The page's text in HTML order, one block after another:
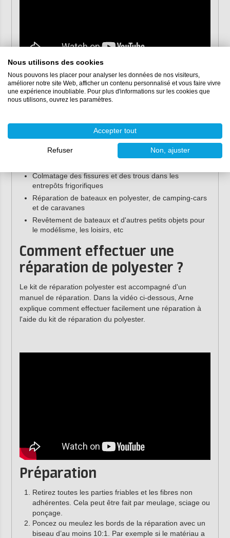
Applications
Le kit de réparation polyester peut être utilisé pour les
applications suivantes :
Réparation des fissures et des dommages sur les
spoilers, les pare-chocs et les jupes des voitures de
sport
Colmatage des fuites dans les étangs, les jacuzzis, les
Colmatage des fissures et des trous dans les
entrepôts frigorifiques
Réparation de bateaux en polyester, de camping-cars
et de caravanes
Revêtement de bateaux et d'autres petits objets pour
le modélisme, les loisirs, etc
Comment effectuer une
réparation de polyester ?
Le kit de réparation polyester est accompagné d'un
manuel de réparation. Dans la vidéo ci-dessous, Arne
explique comment effectuer facilement une réparation à
l'aide du kit de réparation du polyester.
Préparation
Retirez toutes les parties friables et les fibres non
adhérentes. Cela peut être fait par meulage, sciage ou
ponçage.
Poncez ou meulez les bords de la réparation avec un
biseau d’au moins 10:1. Par exemple si le matériau a
Nous utilisons des cookies
Nous pouvons les placer pour analyser les données de nos visiteurs,
améliorer notre site Web, afficher un contenu personnalisé et vous faire vivre
une expérience inoubliable. Pour plus d'informations sur les cookies que
nous utilisons, ouvrez les paramètres.
Accepter tout
Refuser Non, ajuster